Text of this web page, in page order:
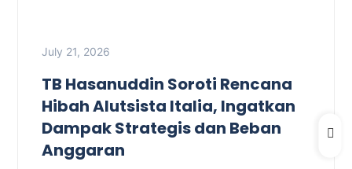
July 21, 2026
TB Hasanuddin Soroti Rencana
Hibah Alutsista Italia, Ingatkan
Dampak Strategis dan Beban
Anggaran